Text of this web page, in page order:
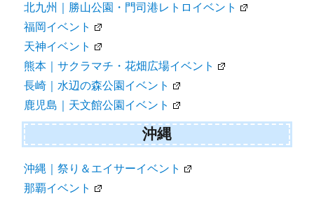
北九州｜勝山公園・門司港レトロイベント
福岡イベント
天神イベント
熊本｜サクラマチ・花畑広場イベント
長崎｜水辺の森公園イベント
鹿児島｜天文館公園イベント
沖縄
沖縄｜祭り＆エイサーイベント
那覇イベント